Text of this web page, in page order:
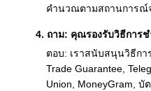
คำนวณตามสถานการณ์
4. ถาม: คุณรองรับวิธีการช
ตอบ: เราสนับสนุนวิธีกา
Trade Guarantee,
Union, MoneyGram, บั